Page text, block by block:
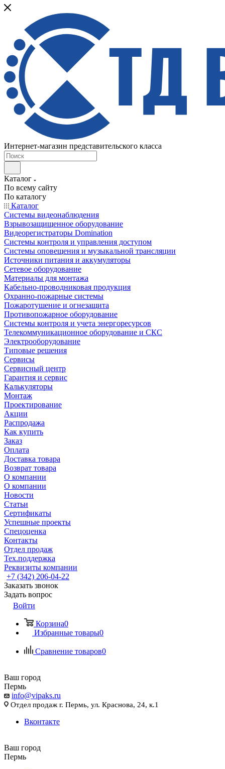
Интернет-магазин представительского класса
Каталог
По всему сайту
По каталогу
Каталог
Системы видеонаблюдения
Взрывозащищенное оборудование
Видеорегистраторы Domination
Системы контроля и управления доступом
Системы оповещения и музыкальной трансляции
Источники питания и аккумуляторы
Сетевое оборудование
Материалы для монтажа
Кабельно-проводниковая продукция
Охранно-пожарные системы
Пожаротушение и огнезащита
Противопожарное оборудование
Системы контроля и учета энергоресурсов
Телекоммуникационное оборудование и СКС
Электрооборудование
Типовые решения
Сервисы
Сервисный центр
Гарантия и сервис
Калькуляторы
Монтаж
Проектирование
Акции
Распродажа
Как купить
Заказ
Оплата
Доставка товара
Возврат товара
О компании
О компании
Новости
Статьи
Сертификаты
Успешные проекты
Спецоценка
Контакты
Отдел продаж
Тех.поддержка
Реквизиты компании
+7 (342) 206-04-22
Заказать звонок
Задать вопрос
Войти
Корзина0
Избранные товары0
Сравнение товаров0
Ваш город
Пермь
info@vipaks.ru
Отдел продаж г. Пермь, ул. Краснова, 24, к.1
Вконтакте
Ваш город
Пермь